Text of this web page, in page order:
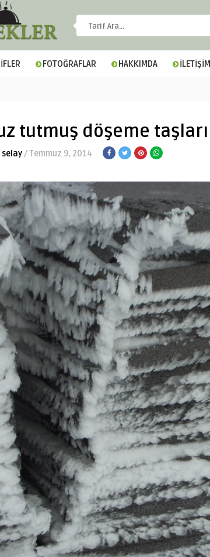
FOTOĞRAFLAR HAKKIMDA İLETİŞİM
tutmuş döşeme taşları
selay/ Temmuz 9, 2014